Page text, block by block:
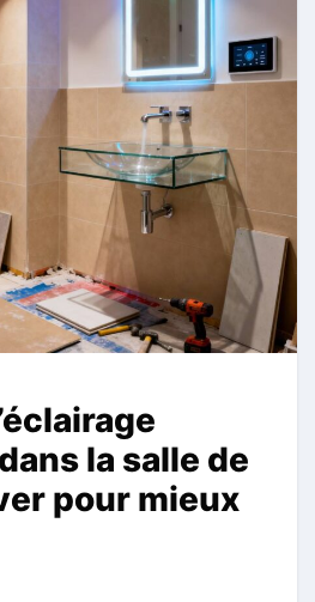
la salle de
pour mieux